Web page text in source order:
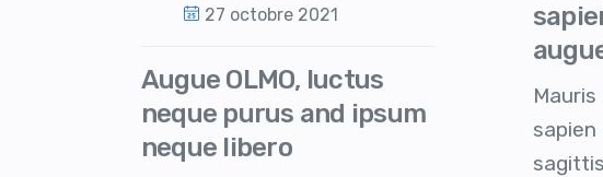
27 octobre 2021
Augue OLMO, luctus
neque purus and ipsum
neque libero